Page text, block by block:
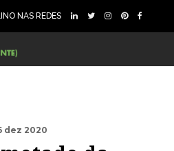
NAS REDES
dez 2020